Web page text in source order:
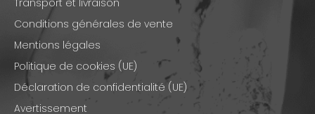
Transport et livraison
Conditions générales de vente
Mentions légales
Politique de cookies (UE)
Déclaration de confidentialité (UE)
Avertissement